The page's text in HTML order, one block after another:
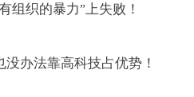
组织的暴力”上失败！
办法靠高科技占优势！